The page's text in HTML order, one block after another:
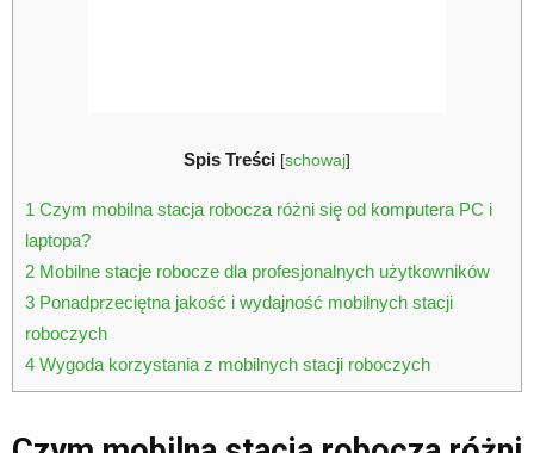
Spis Treści [schowaj]
1 Czym mobilna stacja robocza różni się od komputera PC i
laptopa?
2 Mobilne stacje robocze dla profesjonalnych użytkowników
3 Ponadprzeciętna jakość i wydajność mobilnych stacji
roboczych
4 Wygoda korzystania z mobilnych stacji roboczych